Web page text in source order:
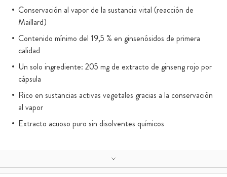
Conservación al vapor de la sustancia vital (reacción de
Maillard)
Contenido mínimo del 19,5 % en ginsenósidos de primera
calidad
Un solo ingrediente: 205 mg de extracto de ginseng rojo por
cápsula
Rico en sustancias activas vegetales gracias a la conservación
al vapor
Extracto acuoso puro sin disolventes químicos